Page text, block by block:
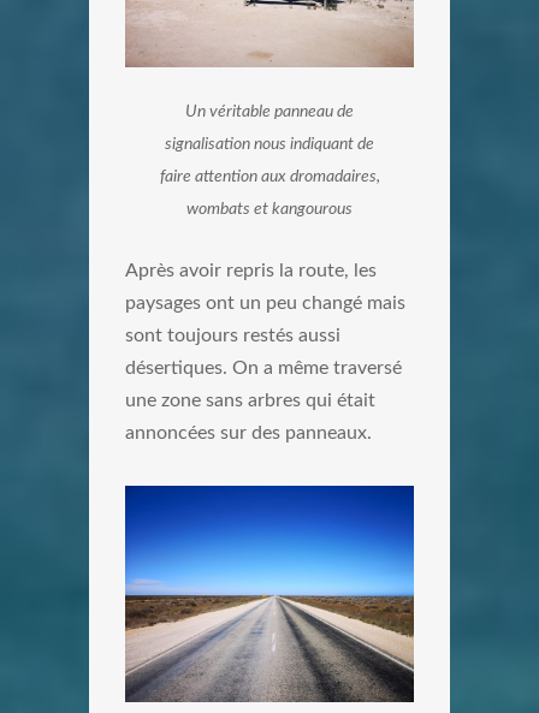
Un véritable panneau de
signalisation nous indiquant de
faire attention aux dromadaires,
wombats et kangourous
Après avoir repris la route, les
paysages ont un peu changé mais
sont toujours restés aussi
désertiques. On a même traversé
une zone sans arbres qui était
annoncées sur des panneaux.